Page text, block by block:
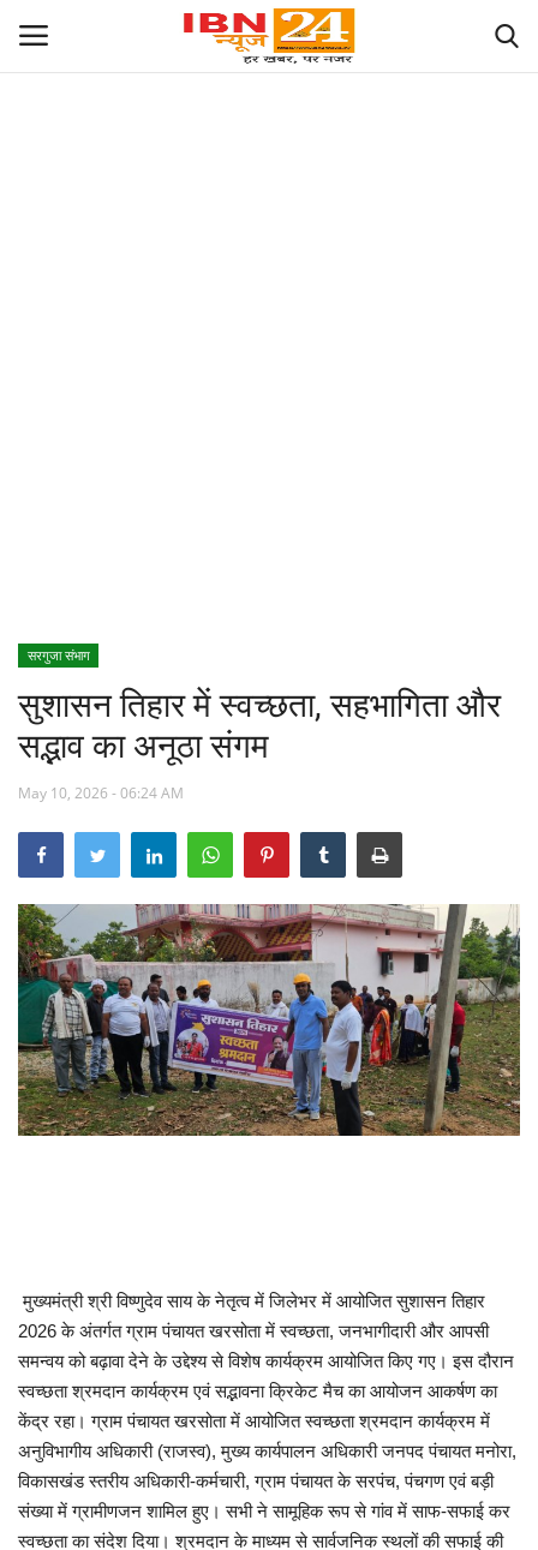
स्वास्थ्य
मनोरंजन
Language
English hindi
सरगुजा संभाग
सुशासन तिहार में स्वच्छता, सहभागिता और
सद्भाव का अनूठा संगम
May 10, 2026 - 06:24 AM
मुख्यमंत्री श्री विष्णुदेव साय के नेतृत्व में जिलेभर में आयोजित सुशासन तिहार
2026 के अंतर्गत ग्राम पंचायत खरसोता में स्वच्छता, जनभागीदारी और आपसी
समन्वय को बढ़ावा देने के उद्देश्य से विशेष कार्यक्रम आयोजित किए गए। इस दौरान
स्वच्छता श्रमदान कार्यक्रम एवं सद्भावना क्रिकेट मैच का आयोजन आकर्षण का
केंद्र रहा। ग्राम पंचायत खरसोता में आयोजित स्वच्छता श्रमदान कार्यक्रम में
अनुविभागीय अधिकारी (राजस्व), मुख्य कार्यपालन अधिकारी जनपद पंचायत मनोरा,
विकासखंड स्तरीय अधिकारी-कर्मचारी, ग्राम पंचायत के सरपंच, पंचगण एवं बड़ी
संख्या में ग्रामीणजन शामिल हुए। सभी ने सामूहिक रूप से गांव में साफ-सफाई कर
स्वच्छता का संदेश दिया। श्रमदान के माध्यम से सार्वजनिक स्थलों की सफाई की